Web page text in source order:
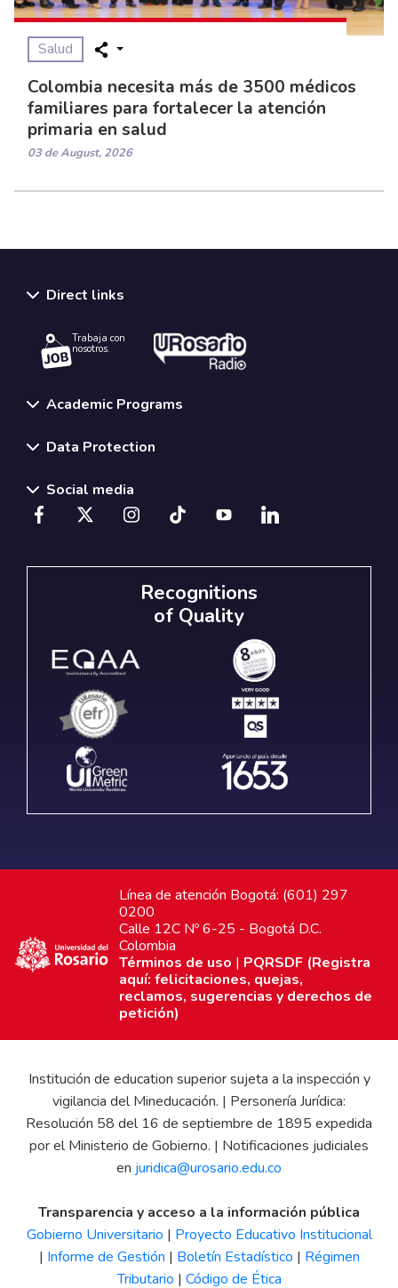
Salud
Colombia necesita más de 3500 médicos
familiares para fortalecer la atención
primaria en salud
03 de August, 2026
Direct links
Trabaja con
nosotros.
Academic Programs
Data Protection
Social media
Recognitions
of Quality
Línea de atención Bogotá: (601) 297
0200
Calle 12C Nº 6-25 - Bogotá D.C.
Colombia
Términos de uso | PQRSDF (Registra
aquí: felicitaciones, quejas,
reclamos, sugerencias y derechos de
petición)
Institución de education superior sujeta a la inspección y
vigilancia del Mineducación. | Personería Jurídica:
Resolución 58 del 16 de septiembre de 1895 expedida
por el Ministerio de Gobierno. | Notificaciones judiciales
en juridica@urosario.edu.co
Transparencia y acceso a la información pública
Gobierno Universitario | Proyecto Educativo Institucional
| Informe de Gestión | Boletín Estadístico | Régimen
Tributario | Código de Ética